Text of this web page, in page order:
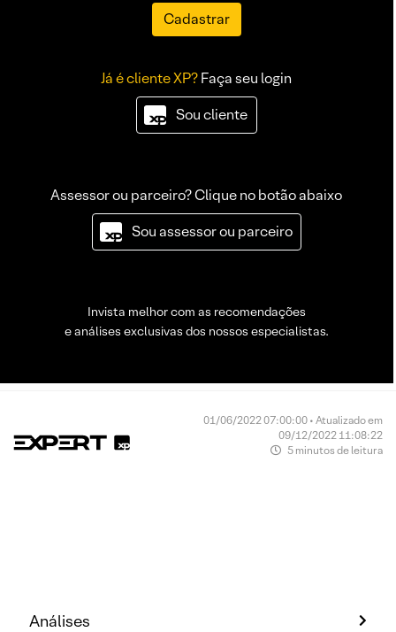
Cadastrar
Já é cliente XP?Faça seu login
Sou cliente
Assessor ou parceiro? Clique no botão abaixo
Sou assessor ou parceiro
Invista melhor com as recomendações
e análises exclusivas dos nossos especialistas.
01/06/2022 07:00:00 • Atualizado em
09/12/2022 11:08:22
5 minutos de leitura
Análises